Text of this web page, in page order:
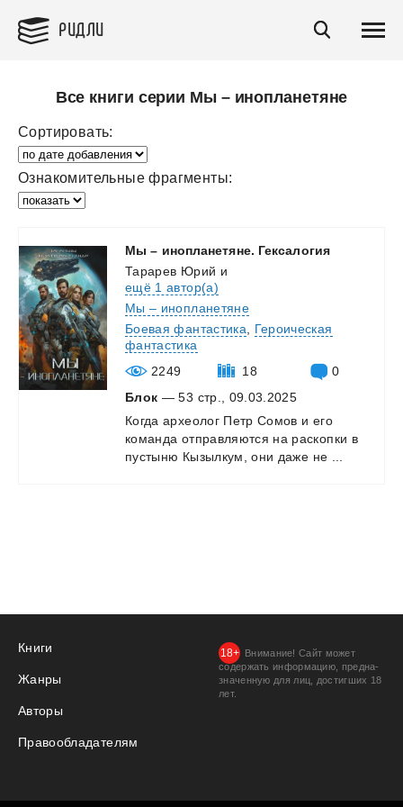
РИДЛИ
Все книги серии Мы – инопланетяне
Сортировать:
Ознакомительные фрагменты:
Мы – инопланетяне. Гексалогия
Тарарев Юрий и
ещё 1 автор(а)
Мы – инопланетяне
Боевая фантастика
Героическая
фантастика
2249
18
0
Блок — 53 стр., 09.03.2025
Когда археолог Петр Сомов и его
команда отправляются на раскопки в
пустыню Кызылкум, они даже не
Книги
Жанры
Авторы
Правообладателям
Внимание! Сайт может
содержать информацию, предна­
значенную для лиц, дости­гших 18
лет.